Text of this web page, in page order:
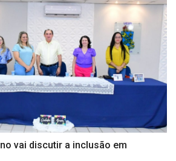
vai discutir a inclusão em